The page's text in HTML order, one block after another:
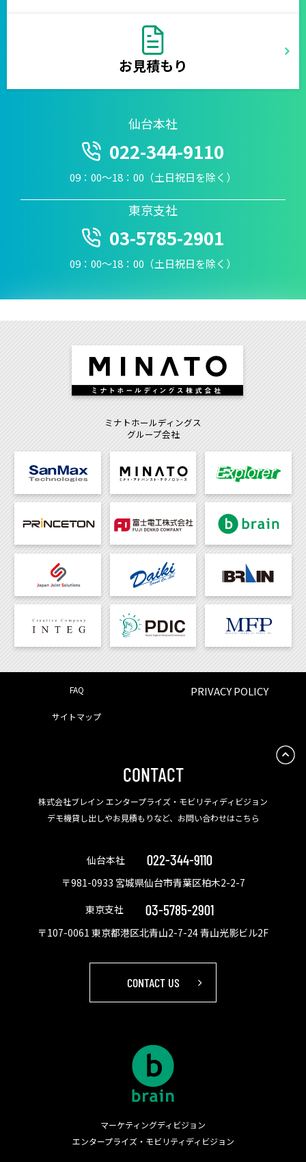
お見積もり
仙台本社
022-344-9110
09：00〜18：00（土日祝日を除く）
東京支社
03-5785-2901
09：00〜18：00（土日祝日を除く）
ミナトホールディングス
グループ会社
FAQ PRIVACY POLICY
サイトマップ
CONTACT
株式会社ブレイン エンタープライズ・モビリティディビジョン
デモ機貸し出しやお見積もりなど、お問い合わせはこちら
仙台本社 022-344-9110
〒981-0933 宮城県仙台市青葉区柏木2-2-7
東京支社
03-5785-2901
〒107-0061 東京都港区北青山2-7-24 青山光影ビル2F
CONTACT US
マーケティングディビジョン
エンタープライズ・モビリティディビジョン